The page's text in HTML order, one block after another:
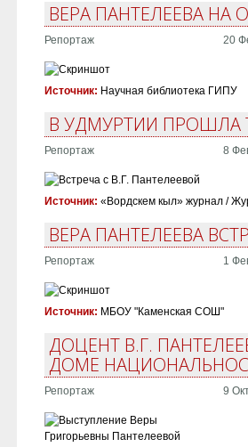
ВЕРА ПАНТЕЛЕЕВА НА
Репортаж 20
Источник: Научная библиотека ГИПУ
В УДМУРТИИ ПРОШЛА
Репортаж 8
Источник: «Вордскем кыл» журнал /
ВЕРА ПАНТЕЛЕЕВА
Репортаж 1
Источник: МБОУ "Каменская СОШ"
ДОЦЕНТ В.Г.
ДОМЕ
Репортаж 9